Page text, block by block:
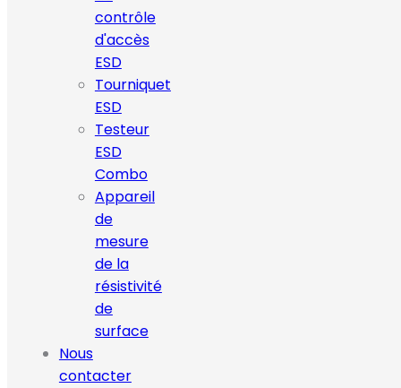
contrôle
d'accès
ESD
Tourniquet
ESD
Testeur
ESD
Combo
Appareil
de
mesure
de la
résistivité
de
surface
Nous
contacter